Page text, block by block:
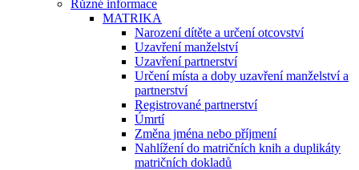
Různé informace
MATRIKA
Narození dítěte a určení otcovství
Uzavření manželství
Uzavření partnerství
Určení místa a doby uzavření manželství a
partnerství
Registrované partnerství
Úmrtí
Změna jména nebo příjmení
Nahlížení do matričních knih a duplikáty
matričních dokladů